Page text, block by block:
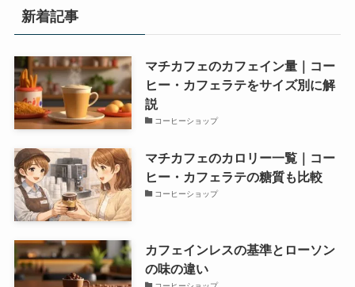
新着記事
マチカフェのカフェイン量｜コー
ヒー・カフェラテをサイズ別に解
説
コーヒーショップ
マチカフェのカロリー一覧｜コー
ヒー・カフェラテの糖質も比較
コーヒーショップ
カフェインレスの基準とローソン
の味の違い